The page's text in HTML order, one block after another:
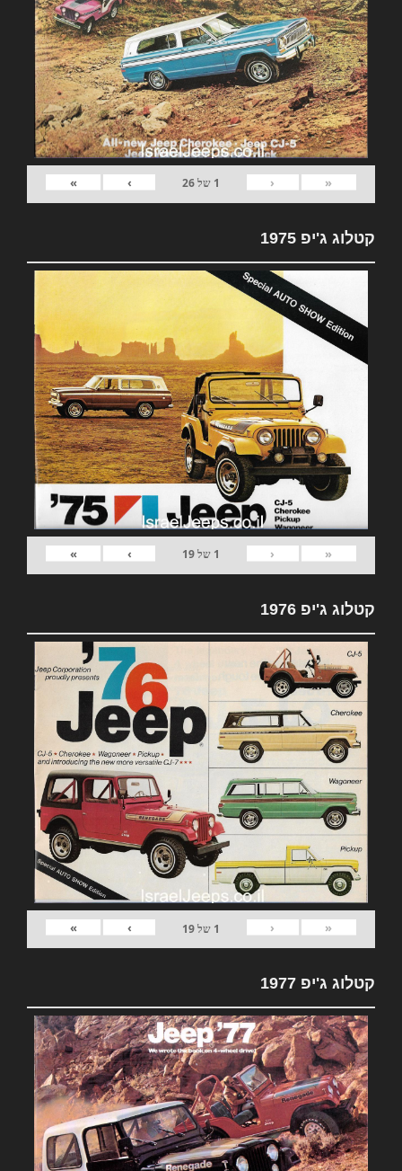
«
‹
1 של26
›
»
קטלוג ג'יפ 1975
«
‹
1 של19
›
»
קטלוג ג'יפ 1976
«
‹
1 של19
›
»
קטלוג ג'יפ 1977